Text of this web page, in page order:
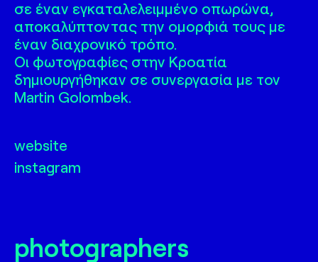
σε έναν εγκαταλελειμμένο οπωρώνα,
αποκαλύπτοντας την ομορφιά τους με
έναν διαχρονικό τρόπο.
Οι φωτογραφίες στην Κροατία
δημιουργήθηκαν σε συνεργασία με τον
Martin Golombek.
website
instagram
photographers